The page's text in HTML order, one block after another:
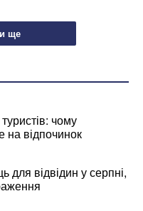
ще
чому
на відпочинок
для відвідин у серпні,